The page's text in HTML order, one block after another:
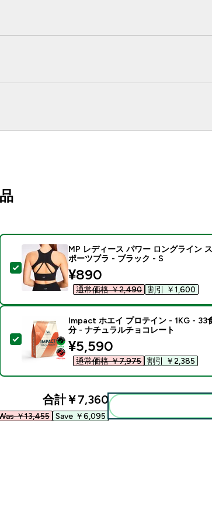
この商品を選択 - MP レディース パワー ロ
MP レディース パワー ロングライン ス
ポーツブラ - ブラック - S
discounted price
¥890‎
通常価格 ￥2,490‎ 割引 ￥1,600‎
この商品を選択 - Impact ホエイ プロテイン
Impact ホエイ プロテイン - 1KG - 33
分 - ナチュラルチョコレート
discounted price
¥5,590‎
通常価格 ￥7,975‎ 割引 ￥2,385‎
合計￥7,360‎
￥13,455‎ Save ￥6,095‎